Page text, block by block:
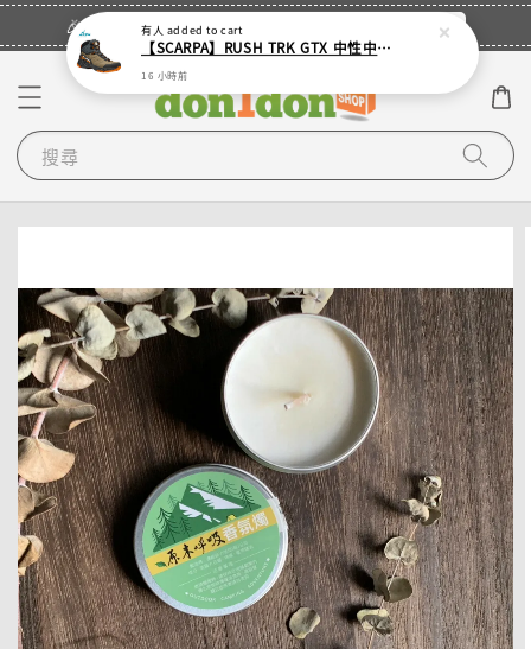
🎉登入會員・領取您的專屬折扣券！ 立即登入
搜尋
有人 added to cart
【SCARPA】RUSH TRK GTX 中性中筒 GTX 登山鞋(多色)
16 小時前